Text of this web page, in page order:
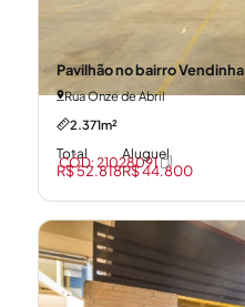
Pavilhão no bairro Vendinha
Rua Onze de Abril
2.371m²
Total
R$ 52.818
Aluguel
R$ 44.800
CÓD: 21028091